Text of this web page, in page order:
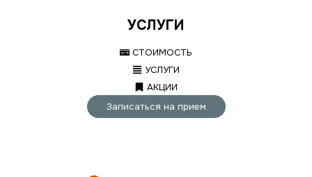
УСЛУГИ
СТОИМОСТЬ
УСЛУГИ
АКЦИИ
Записаться на прием